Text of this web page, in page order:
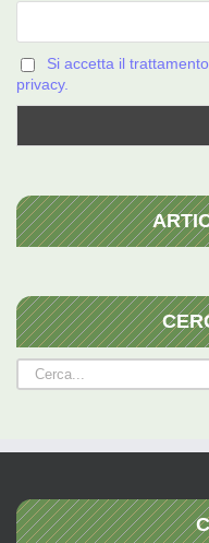
Si accetta il
privacy.
Cerca
per: